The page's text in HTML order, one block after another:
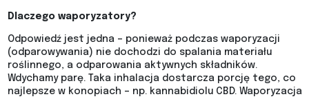
Dlaczego waporyzatory?
Odpowiedź jest jedna – ponieważ podczas waporyzacji
(odparowywania) nie dochodzi do spalania materiału
roślinnego, a odparowania aktywnych składników.
Wdychamy parę. Taka inhalacja dostarcza porcję tego, co
najlepsze w konopiach – np. kannabidiolu CBD. Waporyzacja